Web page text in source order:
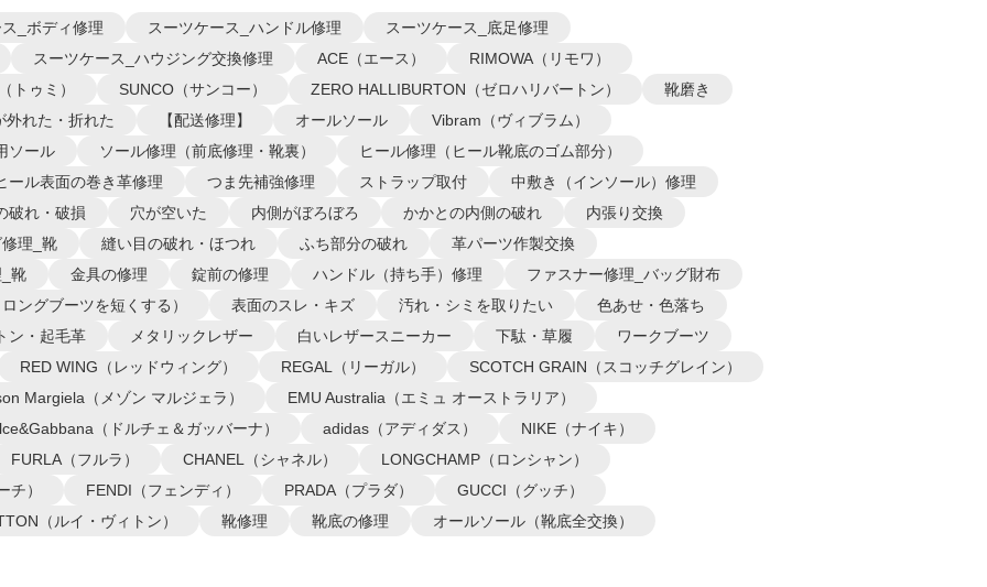
_ボディ修理 スーツケース_ハンドル修理
スーツケース_底足修理
スーツケース_ハウジング交換修理
ACE（エース）
RIMOWA（リモワ）
トゥミ）
SUNCO（サンコー） ZERO HALLIBURTON（ゼロハリバートン）
靴磨き
外れた・折れた
【配送修理】 オールソール
Vibram（ヴィブラム）
ソール
ソール修理（前底修理・靴裏）
ヒール修理（ヒール靴底のゴム部分）
ール表面の巻き革修理
つま先補強修理 ストラップ取付
中敷き（インソール）修理
破れ・破損
穴が空いた 内側がぼろぼろ かかとの内側の破れ
内張り交換
理_靴
縫い目の破れ・ほつれ ふち部分の破れ
革パーツ作製交換
靴
金具の修理 錠前の修理 ハンドル（持ち手）修理
ファスナー修理_バッグ財布
ングブーツを短くする）
表面のスレ・キズ 汚れ・シミを取りたい
色あせ・色落ち
ン・起毛革
メタリックレザー 白いレザースニーカー 下駄・草履
ワークブーツ
RED WING（レッドウィング）
REGAL（リーガル）
SCOTCH GRAIN（スコッチグレイン）
Margiela（メゾン マルジェラ）
EMU Australia（エミュ オーストラリア）
（ドルチェ＆ガッバーナ）
adidas（アディダス）
NIKE（ナイキ）
FURLA（フルラ）
CHANEL（シャネル）
LONGCHAMP（ロンシャン）
チ）
FENDI（フェンディ） PRADA（プラダ）
GUCCI（グッチ）
（ルイ・ヴィトン）
靴修理 靴底の修理 オールソール（靴底全交換）